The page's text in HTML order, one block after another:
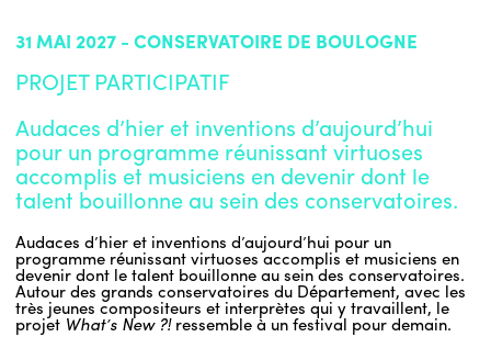
31 MAI 2027 - CONSERVATOIRE DE BOULOGNE
PROJET PARTICIPATIF
Audaces d’hier et inventions d’aujourd’hui
pour un programme réunissant virtuoses
accomplis et musiciens en devenir dont le
talent bouillonne au sein des conservatoires.
Audaces d’hier et inventions d’aujourd’hui pour un
programme réunissant virtuoses accomplis et musiciens en
devenir dont le talent bouillonne au sein des conservatoires.
Autour des grands conservatoires du Département, avec les
très jeunes compositeurs et interprètes qui y travaillent, le
projet What’s New ?!ressemble à un festival pour demain.